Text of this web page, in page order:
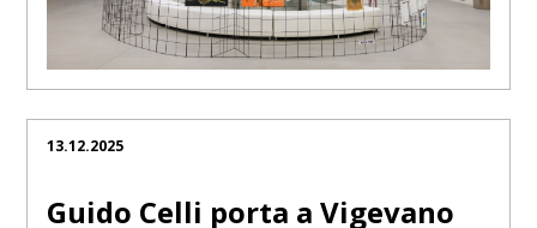
13.12.2025
Guido Celli porta a Vigevano